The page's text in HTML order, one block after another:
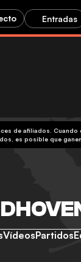
Entradas
de afiliados. Cuando
es posible que
VídeosPartidos